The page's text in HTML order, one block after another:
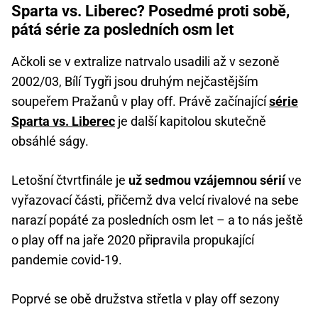
Sparta vs. Liberec? Posedmé proti sobě,
pátá série za posledních osm let
Ačkoli se v extralize natrvalo usadili až v sezoně
2002/03, Bílí Tygři jsou druhým nejčastějším
soupeřem Pražanů v play off. Právě začínajícísérie
Sparta vs. Liberec je další kapitolou skutečně
obsáhlé ságy.
Letošní čtvrtfinále je už sedmou vzájemnou sériíve
vyřazovací části, přičemž dva velcí rivalové na sebe
narazí popáté za posledních osm let – a to nás ještě
o play off na jaře 2020 připravila propukající
pandemie covid-19.
Poprvé se obě družstva střetla v play off sezony